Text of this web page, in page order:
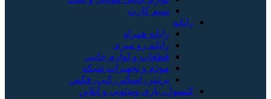
سیم کارت
رایانه
رایانه همراه
رایانه رو میزی
قطعات و لوازم جانبی
مودم و تجهیزات شبکه
پرینتر، اسکنر، کپی، فکس
کنسول، بازی‌ ویدئویی و آنلاین